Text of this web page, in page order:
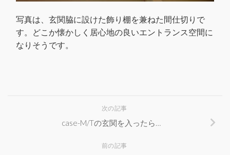
写真は、玄関脇に設けた飾り棚を兼ねた間仕切りで
す。どこか懐かしく居心地の良いエントランス空間に
なりそうです。
次の記事
case-M/Tの玄関を入ったら…
前の記事